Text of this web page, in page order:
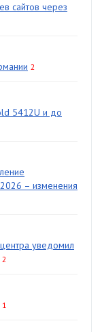
сайтов через
2
5412U и до
– изменения
уведомил
2
1